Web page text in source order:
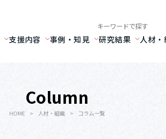
検索キーワード入力
支援内容 事例・知見 研究結果 人材
Column
HOME 人材・組織 コラム一覧